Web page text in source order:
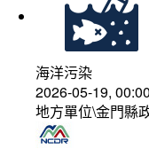
海洋污染
2026-05-19,
地方單位\金門縣